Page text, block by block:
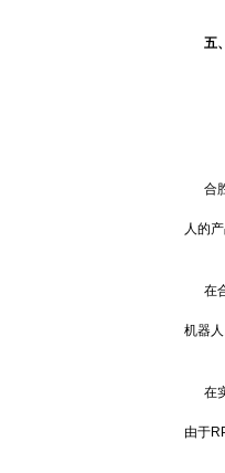
五
合
人的
在
机器人
在
由于